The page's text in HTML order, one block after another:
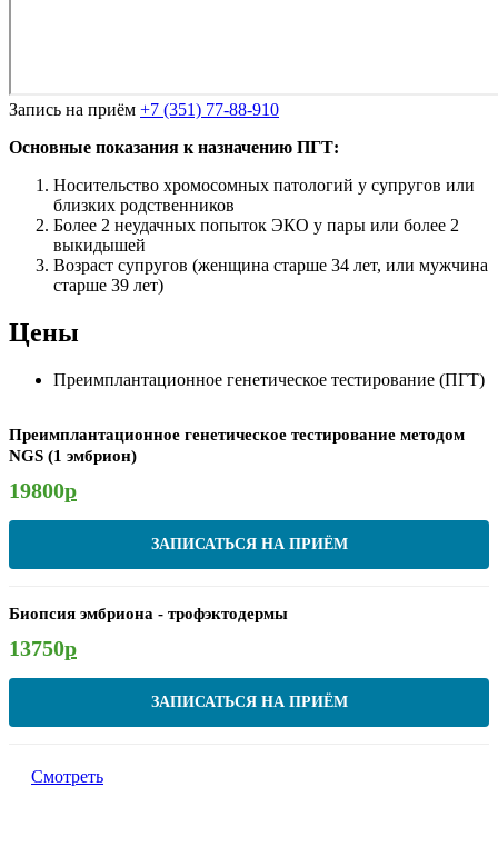
Запись на приём +7 (351) 77-88-910
Основные показания к назначению ПГТ:
Носительство хромосомных патологий у супругов или
близких родственников
Более 2 неудачных попыток ЭКО у пары или более 2
выкидышей
Возраст супругов (женщина старше 34 лет, или мужчина
старше 39 лет)
Цены
Преимплантационное генетическое тестирование (ПГТ)
Преимплантационное генетическое тестирование методом
NGS (1 эмбрион)
19800р
ЗАПИСАТЬСЯ НА ПРИЁМ
Биопсия эмбриона - трофэктодермы
13750р
ЗАПИСАТЬСЯ НА ПРИЁМ
Смотреть